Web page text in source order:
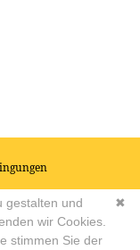
Vidya Community -
Powered by
✖
gestalten und
wir Cookies.
stimmen Sie der